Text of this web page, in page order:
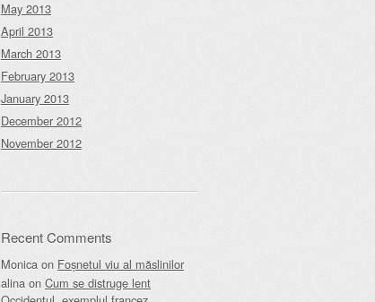
May 2013
April 2013
March 2013
February 2013
January 2013
December 2012
November 2012
Recent Comments
Monica on Foșnetul viu al măslinilor
alina on Cum se distruge lent